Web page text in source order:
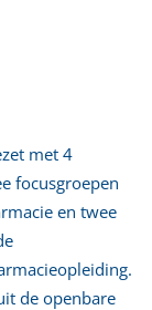
met 4
focusgroepen
en twee
de openbare